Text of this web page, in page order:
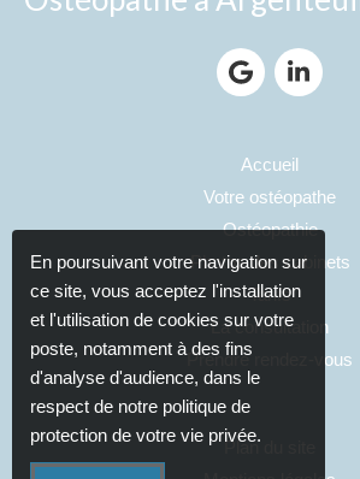
Accueil
Votre ostéopathe
Ostéopathie
Photos des cabinets
Tarifs
La consultation
Prendre rendez-vous
Plan du site
En poursuivant votre navigation sur
ce site, vous acceptez l'installation
et l'utilisation de cookies sur votre
poste, notamment à des fins
d'analyse d'audience, dans le
respect de notre politique de
protection de votre vie privée.